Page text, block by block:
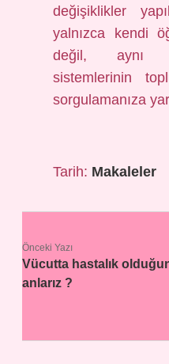
değişiklikler
yalnızca kendi
değil, aynı
sistemlerinin
sorgulamanıza
Tarih: Makaleler
Önceki Yazı
Vücutta hastalık
anlarız ?